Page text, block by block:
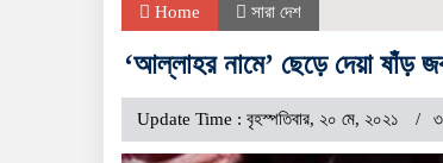
Home সারা দেশ
‘আল্লাহর নামে’ ছেড়ে দেয়া ষাঁড়
Update Time : বৃহস্পতিবার, ২০ মে, ২০২১